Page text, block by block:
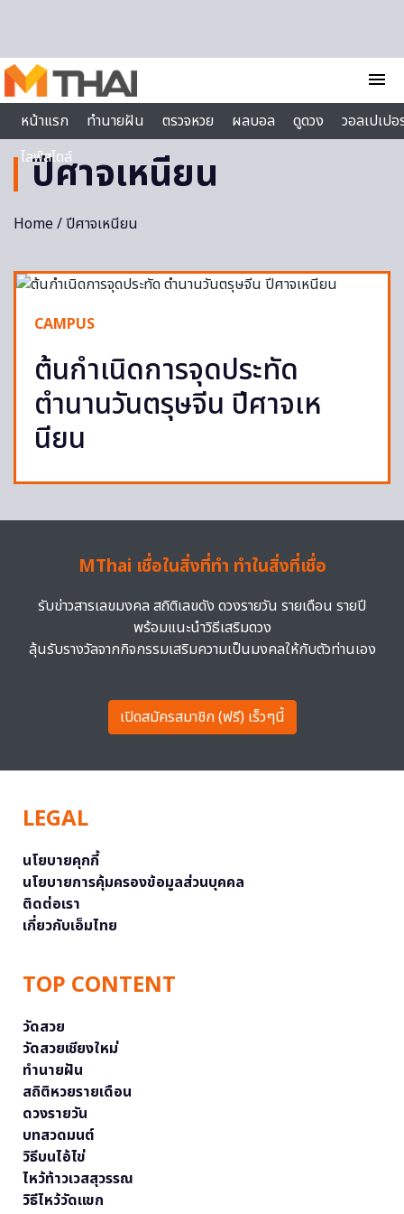
menu
หน้าแรก
ทำนายฝัน ตรวจหวย ผลบอล ดูดวง
วอลเปเป
ไลฟ์สไตล์
ปีศาจเหนียน
Home/ ปีศาจเหนียน
CAMPUS
ต้นกำเนิดการจุดประทัด
ตำนานวันตรุษจีน ปีศาจเห
นียน
MThai เชื่อในสิ่งที่ทำ ทำในสิ่งที่เชื่อ
รับข่าวสารเลขมงคล สถิติเลขดัง ดวงรายวัน รายเดือน รายปี
พร้อมแนะนำวิธีเสริมดวง
ลุ้นรับรางวัลจากกิจกรรมเสริมความเป็นมงคลให้กับตัวท่านเอง
เปิดสมัครสมาชิก (ฟรี) เร็วๆนี้
LEGAL
นโยบายคุกกี้
นโยบายการคุ้มครองข้อมูลส่วนบุคคล
ติดต่อเรา
เกี่ยวกับเอ็มไทย
TOP CONTENT
วัดสวย
วัดสวยเชียงใหม่
ทำนายฝัน
สถิติหวยรายเดือน
ดวงรายวัน
บทสวดมนต์
วิธีบนไอ้ไข่
ไหว้ท้าวเวสสุวรรณ
วิธีไหว้วัดแขก